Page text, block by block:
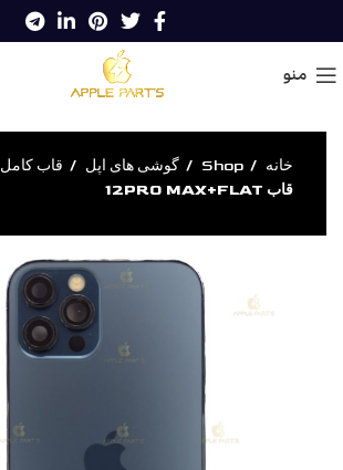
منو
خانه Shop گوشی های اپل
قاب کامل
قاب 12PRO MAX+FLAT